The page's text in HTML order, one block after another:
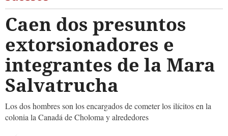
Caen dos presuntos
extorsionadores e
integrantes de la Mara
Salvatrucha
Los dos hombres son los encargados de cometer los ilícitos en la
colonia la Canadá de Choloma y alrededores